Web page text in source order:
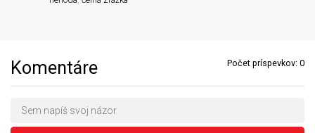
Komentáre Počet príspevkov: 0